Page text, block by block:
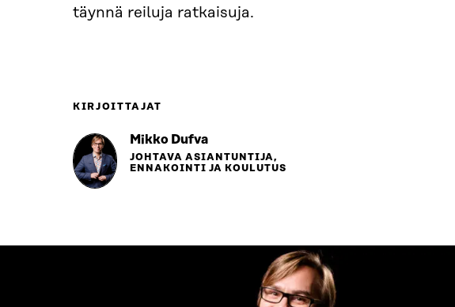
täynnä reiluja ratkaisuja.
KIRJOITTAJAT
Mikko Dufva
JOHTAVA ASIANTUNTIJA,
ENNAKOINTI JA KOULUTUS